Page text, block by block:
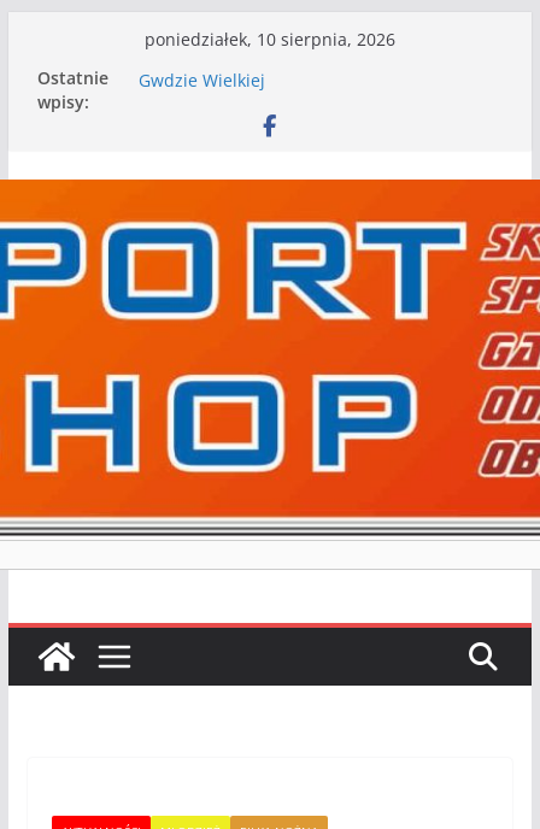
treści
poniedziałek, 10 sierpnia, 2026
Ostatnie
wpisy:
WKS wygrywa pierwszą edycję Ligi Szóstek w
Gwdzie Wielkiej
I mamy kolejne gry kontrolne, piłkarskie
granie przed nami
Nasze piłkarskie zespoły w toku przygotowań
do sezonu. Kolejne gry kontrolne przed nimi
Kolejne gry kontrolne naszych piłkarskich
zespołów za nami